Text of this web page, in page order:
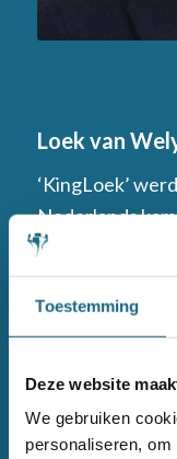
Toestemming
Deze website
We gebruiken
personaliseren,
Loek van
‘KingLoek’
Nederlands
rij - een record
Brabander won
toernooien,
stond in 2001
wereld. Met
Wely zowel in
Kampioen.